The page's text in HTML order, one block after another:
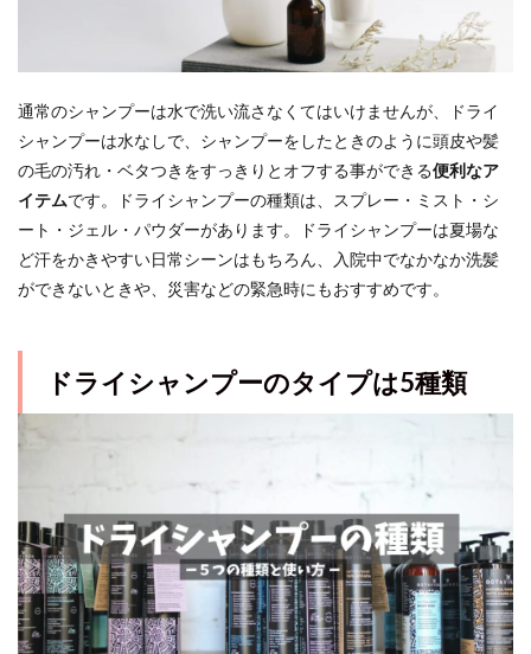
通常のシャンプーは水で洗い流さなくてはいけませんが、ドライ
シャンプーは水なしで、シャンプーをしたときのように頭皮や髪
の毛の汚れ・ベタつきをすっきりとオフする事ができる便利なア
イテムです。ドライシャンプーの種類は、スプレー・ミスト・シ
ート・ジェル・パウダーがあります。ドライシャンプーは夏場な
ど汗をかきやすい日常シーンはもちろん、入院中でなかなか洗髪
ができないときや、災害などの緊急時にもおすすめです。
ドライシャンプーのタイプは5種類